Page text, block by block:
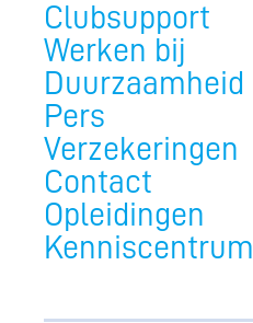
Clubsupport
Werken bij
Duurzaamheid
Pers
Verzekeringen
Contact
Opleidingen
Kenniscentrum